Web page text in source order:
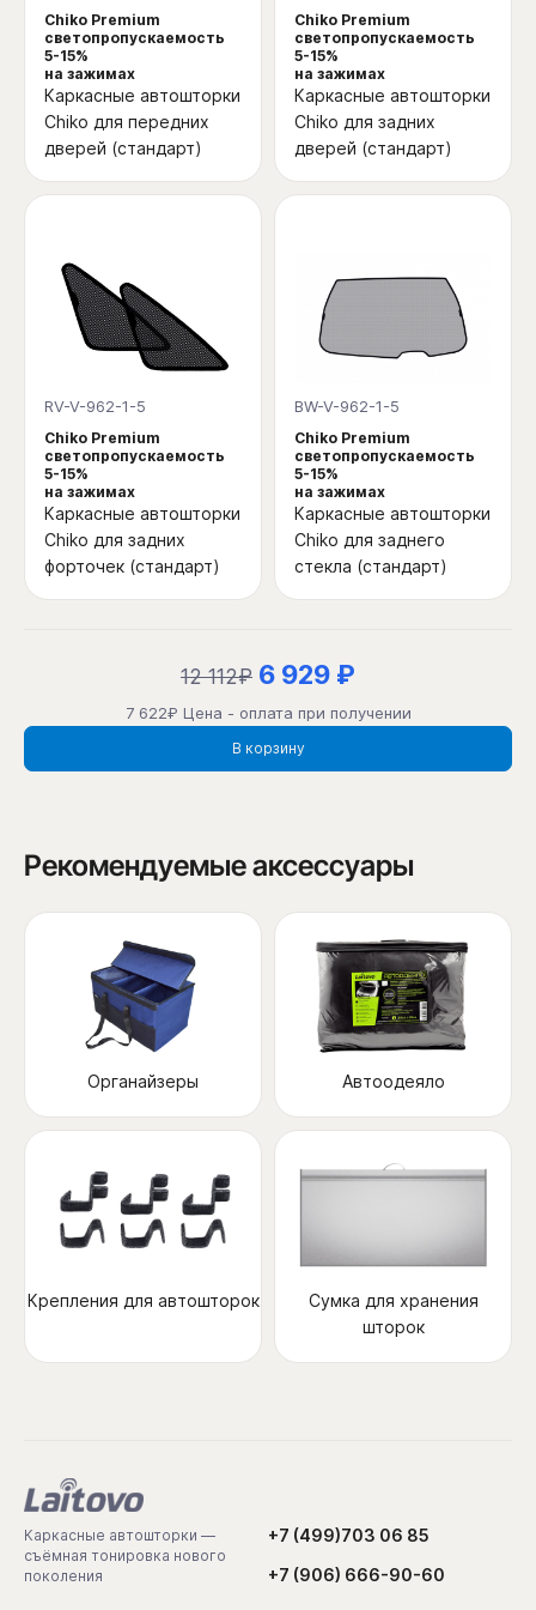
Chiko Premium
светопропускаемость
5-15%
на зажимах
Каркасные автошторки
Chiko для передних
дверей (стандарт)
Chiko Premium
светопропускаемость
5-15%
на зажимах
Каркасные автошторки
Chiko для задних
дверей (стандарт)
RV-V-962-1-5
Chiko Premium
светопропускаемость
5-15%
на зажимах
Каркасные автошторки
Chiko для задних
форточек (стандарт)
BW-V-962-1-5
Chiko Premium
светопропускаемость
5-15%
на зажимах
Каркасные автошторки
Chiko для заднего
стекла (стандарт)
12 112₽ 6 929 ₽
7 622₽ Цена - оплата при получении
В корзину
Рекомендуемые аксессуары
Органайзеры Автоодеяло
Крепления для автошторок
Сумка для хранения
шторок
Каркасные автошторки —
съёмная тонировка нового
поколения
+7 (499)703 06 85
+7 (906) 666-90-60